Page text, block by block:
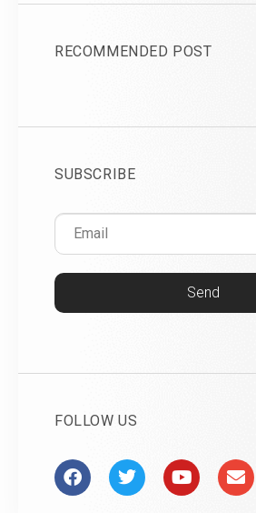
RECOMMENDED POST
SUBSCRIBE
Send
FOLLOW US